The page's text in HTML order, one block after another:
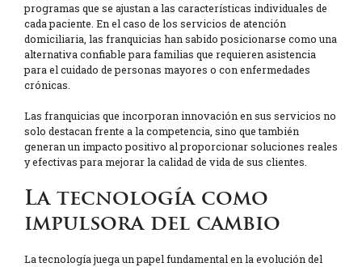
programas que se ajustan a las características individuales de
cada paciente. En el caso de los servicios de atención
domiciliaria, las franquicias han sabido posicionarse como una
alternativa confiable para familias que requieren asistencia
para el cuidado de personas mayores o con enfermedades
crónicas.
Las franquicias que incorporan innovación en sus servicios no
solo destacan frente a la competencia, sino que también
generan un impacto positivo al proporcionar soluciones reales
y efectivas para mejorar la calidad de vida de sus clientes.
La tecnología como
impulsora del cambio
La tecnología juega un papel fundamental en la evolución del